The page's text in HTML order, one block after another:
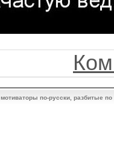
по-русски, разбитые